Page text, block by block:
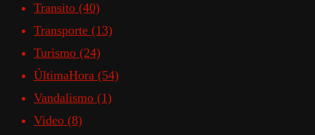
Transito (40)
Transporte (13)
Turismo (24)
ÚltimaHora (54)
Vandalismo (1)
Video (8)